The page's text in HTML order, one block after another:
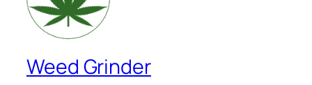
Weed Grinder